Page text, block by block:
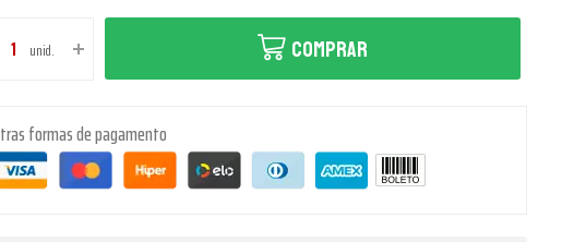
unid. COMPRAR
formas de pagamento